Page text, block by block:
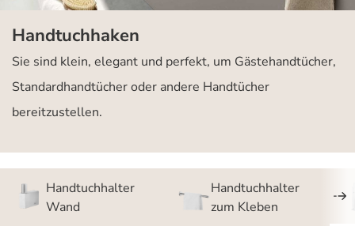
Handtuchhaken
Sie sind klein, elegant und perfekt, um Gästehandtücher,
Standardhandtücher oder andere Handtücher
bereitzustellen.
Handtuchhalter
Wand
Handtuchhalter
zum Kleben